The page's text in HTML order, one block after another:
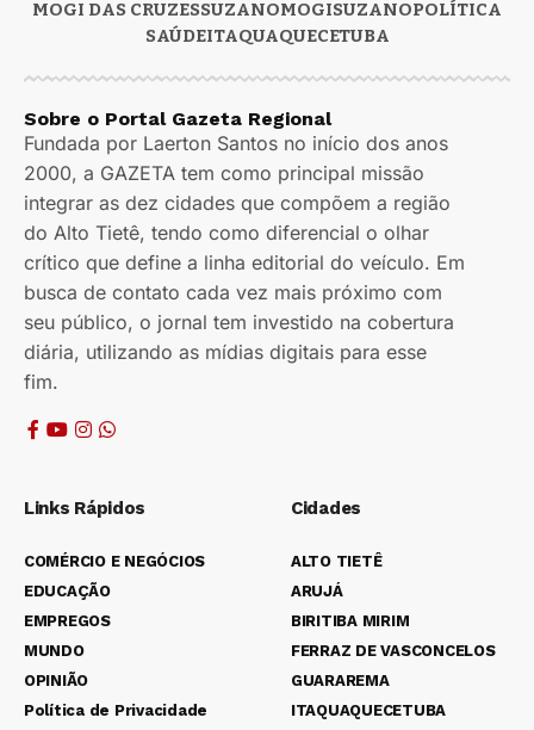
MOGI DAS CRUZESSUZANOMOGISUZANOPOLÍTICA
SAÚDEITAQUAQUECETUBA
Sobre o Portal Gazeta Regional
Fundada por Laerton Santos no início dos anos
2000, a GAZETA tem como principal missão
integrar as dez cidades que compõem a região
do Alto Tietê, tendo como diferencial o olhar
crítico que define a linha editorial do veículo. Em
busca de contato cada vez mais próximo com
seu público, o jornal tem investido na cobertura
diária, utilizando as mídias digitais para esse
fim.
Links Rápidos
COMÉRCIO E NEGÓCIOS
EDUCAÇÃO
EMPREGOS
MUNDO
OPINIÃO
Política de Privacidade
Cidades
ALTO TIETÊ
ARUJÁ
BIRITIBA MIRIM
FERRAZ DE VASCONCELOS
GUARAREMA
ITAQUAQUECETUBA